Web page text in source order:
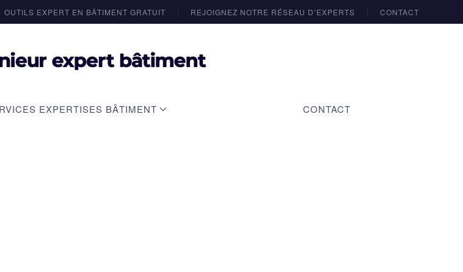
OUTILS EXPERT EN BÂTIMENT GRATUIT REJOIGNEZ NOTRE RÉSEAU D’EXPERTS CONTACT
EXPERTISES BÂTIMENT CONTACT